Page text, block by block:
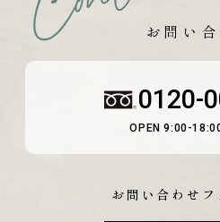
お問い
0120-
OPEN 9:00-
お問い合わせフ